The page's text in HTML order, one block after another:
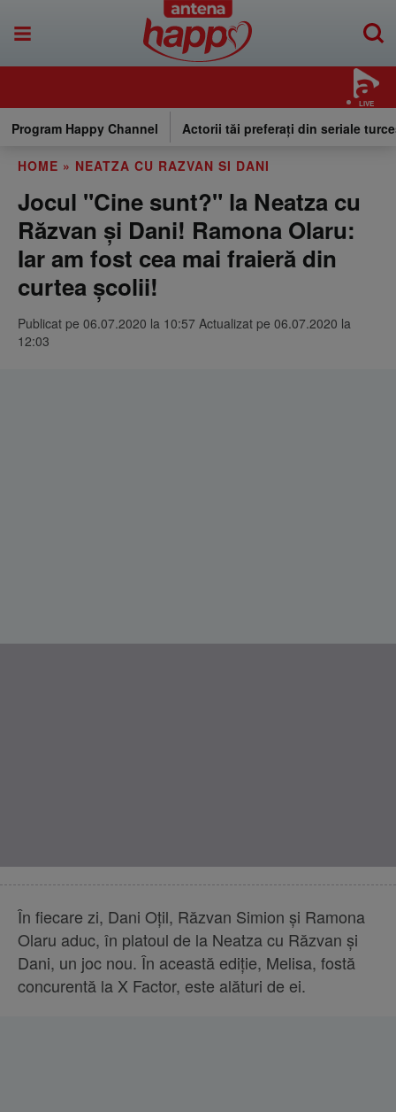
LIVE
Program Happy Channel Actorii tăi preferați din seriale
HOME » NEATZA CU RAZVAN SI DANI
Jocul "Cine sunt?" la Neatza cu
Răzvan și Dani! Ramona Olaru:
Iar am fost cea mai fraieră din
curtea școlii!
Publicat pe 06.07.2020 la 10:57 Actualizat pe 06.07.2020 la
12:03
În fiecare zi, Dani Oțil, Răzvan Simion și Ramona
Olaru aduc, în platoul de la Neatza cu Răzvan și
Dani, un joc nou. În această ediție, Melisa, fostă
concurentă la X Factor, este alături de ei.